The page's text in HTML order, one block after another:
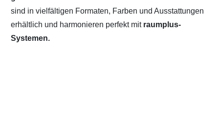
sind in vielfältigen Formaten, Farben und Ausstattungen
erhältlich und harmonieren perfekt mit raumplus-
Systemen.